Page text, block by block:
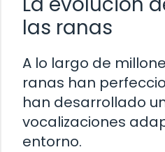
las ranas
A lo largo de
ranas han
han desarrollado
vocalizaciones
entorno.